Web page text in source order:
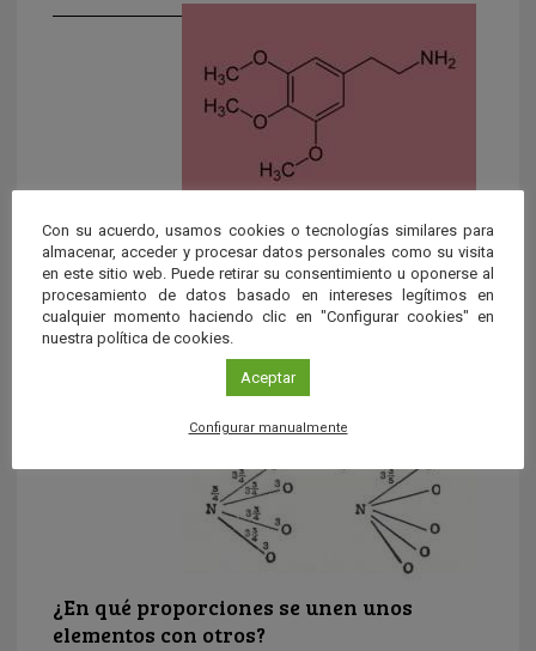
¿Qué es una fórmula química?
Se trata de una expresión alfanumérica que se utiliza
para indicar la composición de una sustancia química y
que […]
¿En qué proporciones se unen unos
elementos con otros?
Con su acuerdo, usamos cookies o tecnologías similares para
almacenar, acceder y procesar datos personales como su visita
en este sitio web. Puede retirar su consentimiento u oponerse al
procesamiento de datos basado en intereses legítimos en
cualquier momento haciendo clic en "Configurar cookies" en
nuestra política de cookies.
Aceptar
Configurar manualmente